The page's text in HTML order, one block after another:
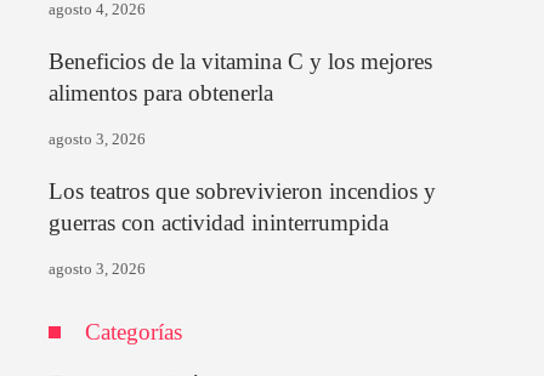
agosto 4, 2026
Beneficios de la vitamina C y los mejores
alimentos para obtenerla
agosto 3, 2026
Los teatros que sobrevivieron incendios y
guerras con actividad ininterrumpida
agosto 3, 2026
Categorías